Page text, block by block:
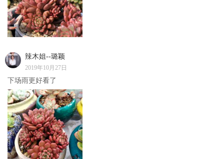
辣木姐--璐颖
2019年10月27日
下场雨更好看了